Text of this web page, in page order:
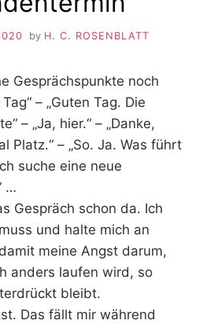
by H. C. ROSENBLATT
Gesprächspunkte noch
– „Guten Tag. Die
– „Ja, hier.“ – „Danke,
Platz.“ – „So. Ja. Was führt
suche eine neue
…
Gespräch schon da. Ich
und halte mich an
meine Angst darum,
anders laufen wird, so
bleibt.
Das fällt mir während